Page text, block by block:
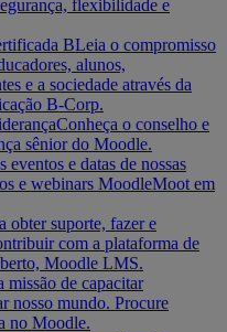
flexibilidade e
BLeia o compromisso
alunos,
e a sociedade através da
B-Corp.
Conheça o conselho e
sênior do Moodle.
eventos e datas de nossas
e webinars MoodleMoot em
obter suporte, fazer e
com a plataforma de
Moodle LMS.
missão de capacitar
nosso mundo. Procure
no Moodle.